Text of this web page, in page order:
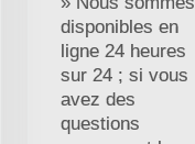
disponibles en
ligne 24 heures
sur 24 ; si vous
avez des
questions